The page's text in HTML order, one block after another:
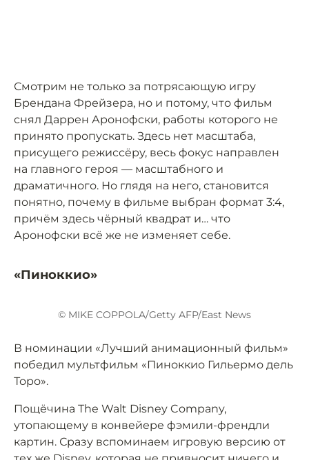
Смотрим не только за потрясающую игру
Брендана Фрейзера, но и потому, что фильм
снял Даррен Аронофски, работы которого не
принято пропускать. Здесь нет масштаба,
присущего режиссёру, весь фокус направлен
на главного героя — масштабного и
драматичного. Но глядя на него, становится
понятно, почему в фильме выбран формат 3:4,
причём здесь чёрный квадрат и… что
Аронофски всё же не изменяет себе.
«Пиноккио»
© MIKE COPPOLA/Getty AFP/East News
В номинации «Лучший анимационный фильм»
победил мультфильм «Пиноккио Гильермо дель
Торо».
Пощёчина The Walt Disney Company,
утопающему в конвейере фэмили-френдли
картин. Сразу вспоминаем игровую версию от